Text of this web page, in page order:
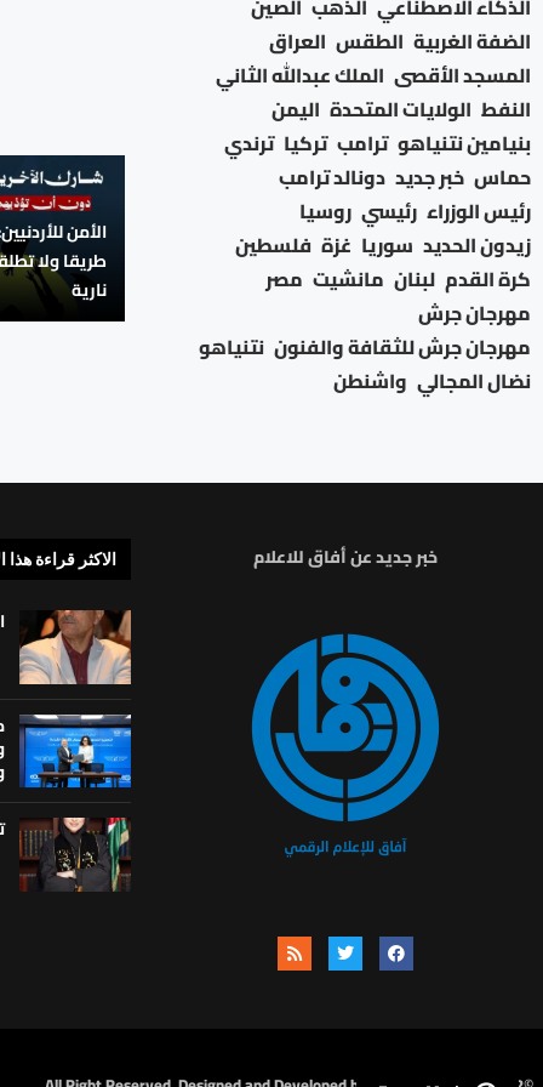
الأمن
طريقا ولا
نارية
الذكاء الاصطناعي الذهب الصين
الضفة الغربية الطقس العراق
المسجد الأقصى الملك عبدالله الثاني
النفط الولايات المتحدة اليمن
بنيامين نتنياهو ترامب تركيا ترندي
حماس خبر جديد دونالد ترامب
رئيس الوزراء رئيسي روسيا
زيدون الحديد سوريا غزة فلسطين
كرة القدم لبنان مانشيت مصر
مهرجان جرش
مهرجان جرش للثقافة والفنون نتنياهو
نضال المجالي واشنطن
خبر جديد عن أفاق للاعلام الاكثر قراءة هذا